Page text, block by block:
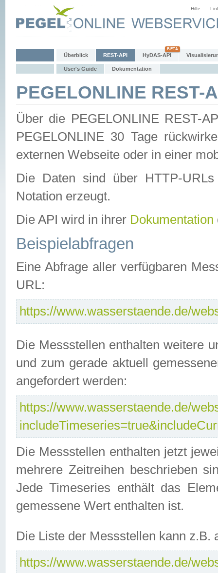
Hilfe
Überblick REST-API HyDAS-API
User's Guide Dokumentation
PEGELONLINE REST-
Über die PEGELONLINE REST-
PEGELONLINE 30 Tage
externen Webseite oder in einer
Die Daten sind über HTTP-
Notation erzeugt.
Die API wird in ihrer Dokumentation
Beispielabfragen
Eine Abfrage aller verfügbaren
URL:
https://www.wasserstaende.de/
Die Messstellen enthalten weitere
und zum gerade aktuell
angefordert werden:
https://www.wasserstaende.de/
Die Messstellen enthalten jetzt
mehrere Zeitreihen beschrieben
Jede Timeseries enthält das
gemessene Wert enthalten ist.
Die Liste der Messstellen kann
https://www.wasserstaende.de/